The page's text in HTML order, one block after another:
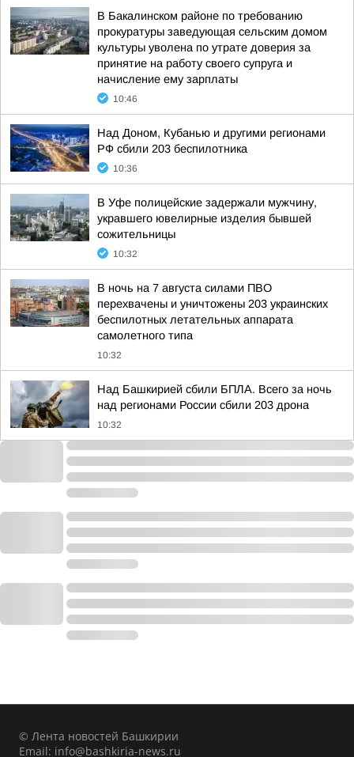
В Бакалинском районе по требованию
прокуратуры заведующая сельским домом
культуры уволена по утрате доверия за
принятие на работу своего супруга и
начисление ему зарплаты
10:46
Над Доном, Кубанью и другими регионами
РФ сбили 203 беспилотника
10:36
В Уфе полицейские задержали мужчину,
укравшего ювелирные изделия бывшей
сожительницы
10:32
В ночь на 7 августа силами ПВО
перехвачены и уничтожены 203 украинских
беспилотных летательных аппарата
самолетного типа
10:32
Над Башкирией сбили БПЛА. Всего за ночь
над регионами России сбили 203 дрона
10:32
© Лента новостей Башкирии
Email: info@bashkiria-news.ru